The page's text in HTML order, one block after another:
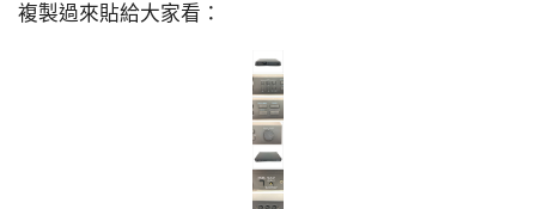
複製過來貼給大家看：